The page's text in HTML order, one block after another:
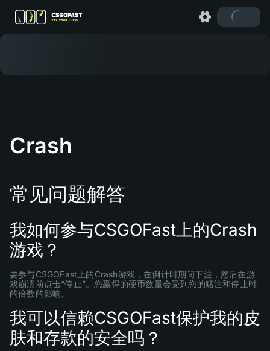
Crash
常见问题解答
我如何参与CSGOFast上的Crash
游戏？
要参与CSGOFast上的Crash游戏，在倒计时期间下注，然后在游
戏崩溃前点击“停止”。您赢得的硬币数量会受到您的赌注和停止时
的倍数的影响。
我可以信赖CSGOFast保护我的皮
肤和存款的安全吗？